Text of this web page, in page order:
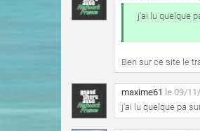
j'ai lu quelque
Ben sur ce site le
maxime61 le 09/
j'ai lu quelque pa